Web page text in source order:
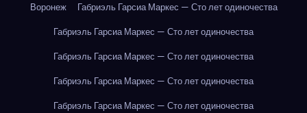
Воронеж
Габриэль Гарсиа Маркес — Сто лет одиночества
Габриэль Гарсиа Маркес — Сто лет одиночества
Габриэль Гарсиа Маркес — Сто лет одиночества
Габриэль Гарсиа Маркес — Сто лет одиночества
Габриэль Гарсиа Маркес — Сто лет одиночества